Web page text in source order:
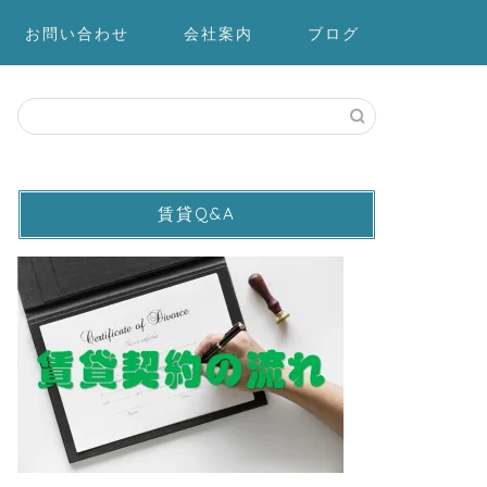
お問い合わせ 会社案内 ブログ
賃貸Q&A